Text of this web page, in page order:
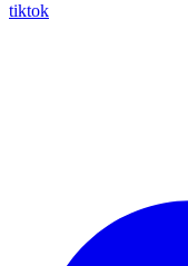
tiktok